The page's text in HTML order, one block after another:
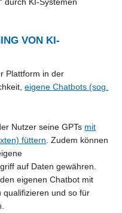
VON KI-
Plattform in der
eigene Chatbots (sog.
Nutzer seine GPTs mit
füttern . Zudem können
auf Daten gewähren.
eigenen Chatbot mit
qualifizieren und so für